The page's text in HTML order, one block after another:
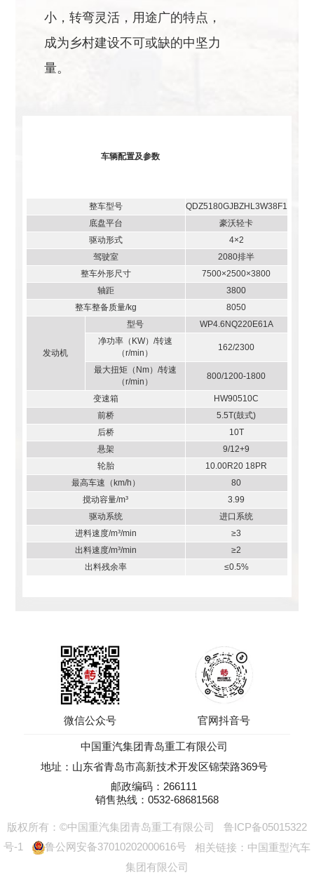
小，转弯灵活，用途广的特点，
成为乡村建设不可或缺的中坚力
量。
车辆配置及参数
整车型号
QDZ5180GJBZHL3W38F1
底盘平台
豪沃轻卡
驱动形式
4×2
驾驶室
2080排半
整车外形尺寸
7500×2500×3800
轴距
3800
整车整备质量/kg
8050
发动机
型号
WP4.6NQ220E61A
净功率（KW）/转速
（r/min）
162/2300
最大扭矩（Nm）/转速
（r/min）
800/1200-1800
变速箱
HW90510C
前桥
5.5T(鼓式)
后桥
10T
悬架
9/12+9
轮胎
10.00R20 18PR
最高车速（km/h）
80
搅动容量/m³
3.99
驱动系统
进口系统
进料速度/m³/min
≥3
出料速度/m³/min
≥2
出料残余率
≤0.5%
微信公众号 官网抖音号
中国重汽集团青岛重工有限公司
地址：山东省青岛市高新技术开发区锦荣路369号
邮政编码：266111
销售热线：0532-68681568
版权所有：©中国重汽集团青岛重工有限公司
鲁ICP备05015322
号-1
鲁公网安备37010202000616号 相关链接： 中国重型汽车
集团有限公司